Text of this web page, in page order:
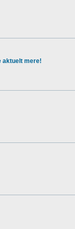
aktuelt mere!